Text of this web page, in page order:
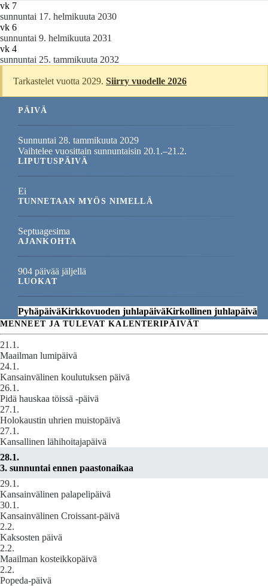
vk 7
sunnuntai 17. helmikuuta 2030
vk 6
sunnuntai 9. helmikuuta 2031
vk 4
sunnuntai 25. tammikuuta 2032
Tarkastelet vuotta 2029.Siirry vuodelle 2026
PÄIVÄ
Sunnuntai 28. tammikuuta 2029
Vaihtelee vuosittain sunnuntaisin 20.1.–21.2.
LIPUTUSPÄIVÄ
Ei
TUNNETAAN MYÖS NIMELLÄ
Septuagesima
AJANKOHTA
904 päivää jäljellä
LUOKAT
PyhäpäiväKirkkovuoden juhlapäiväKirkollinen juhlapäivä
MENNEET JA TULEVAT KALENTERIPÄIVÄT
21.1.
Maailman lumipäivä
24.1.
Kansainvälinen koulutuksen päivä
26.1.
Pidä hauskaa töissä -päivä
27.1.
Holokaustin uhrien muistopäivä
27.1.
Kansallinen lähihoitajapäivä
28.1.
3. sunnuntai ennen paastonaikaa
29.1.
Kansainvälinen palapelipäivä
30.1.
Kansainvälinen Croissant-päivä
2.2.
Kaksosten päivä
2.2.
Maailman kosteikkopäivä
2.2.
Popeda‑päivä